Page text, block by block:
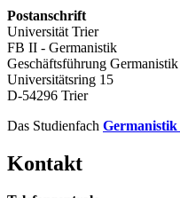
Postanschrift
Universität Trier
FB II - Germanistik
Geschäftsführung Germanistik
Universitätsring 15
D-54296 Trier
Das Studienfach Germanistik
Kontakt